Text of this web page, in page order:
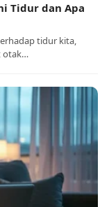
Tidur dan Apa
tidur kita,
otak…